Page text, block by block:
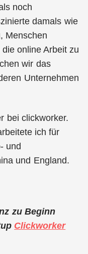
noch
damals wie
Menschen
online Arbeit zu
wir das
Unternehmen
bei clickworker.
ich für
und
und England.
zu Beginn
Clickworker